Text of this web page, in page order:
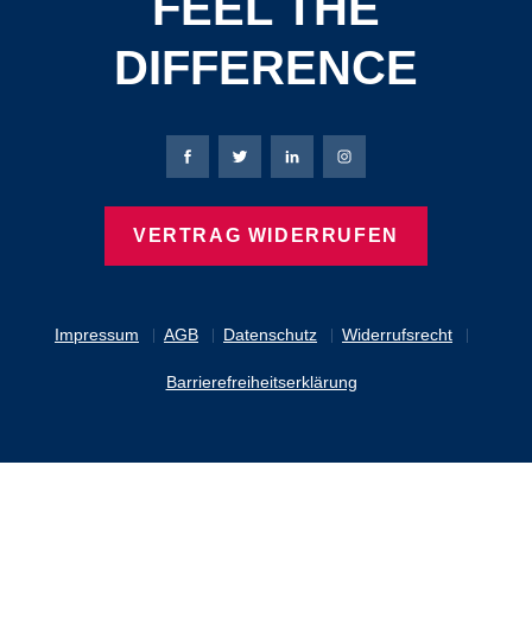
DIFFERENCE
Impressum AGB Datenschutz Widerrufsrecht
Barrierefreiheitserklärung
Bierbaum-Proenen Facebook-Seite
Bierbaum-Proenen Twitter Seite
Bierbaum-Proenen LinkedIn
Bierbaum-Proenen
VERTRAG WIDERRUFEN